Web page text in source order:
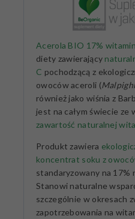
Acerola BIO 17%
diety zawierający
C pochodzącą z
owoców aceroli (
również jako wiśnia z
jest na całym świecie ze
zawartość naturalnej
Produkt zawiera
koncentrat soku z
standaryzowany na 17%
Stanowi naturalne
szczególnie w okresach
zapotrzebowania na